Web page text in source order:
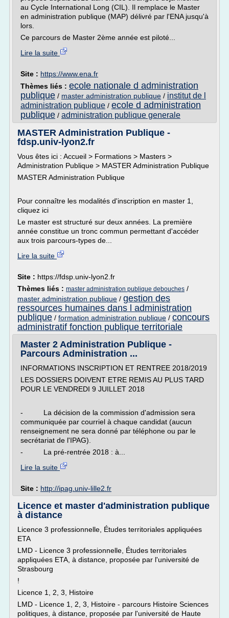
au Cycle International Long (CIL). Il remplace le Master
en administration publique (MAP) délivré par l'ENA jusqu'à
lors.
Ce parcours de Master 2ème année est piloté...
Lire la suite
Site : https://www.ena.fr
Thèmes liés : ecole nationale d administration
publique / master administration publique / institut de l
administration publique / ecole d administration
publique / administration publique generale
MASTER Administration Publique -
fdsp.univ-lyon2.fr
Vous êtes ici : Accueil > Formations > Masters >
Administration Publique > MASTER Administration Publique
MASTER Administration Publique
Pour connaître les modalités d'inscription en master 1,
cliquez ici
Le master est structuré sur deux années. La première
année constitue un tronc commun permettant d'accéder
aux trois parcours-types de...
Lire la suite
Site : https://fdsp.univ-lyon2.fr
Thèmes liés : master administration publique debouches /
master administration publique / gestion des
ressources humaines dans l administration
publique / formation administration publique / concours
administratif fonction publique territoriale
Master 2 Administration Publique -
Parcours Administration ...
INFORMATIONS INSCRIPTION ET RENTREE 2018/2019
LES DOSSIERS DOIVENT ETRE REMIS AU PLUS TARD
POUR LE VENDREDI 9 JUILLET 2018
- La décision de la commission d'admission sera
communiquée par courriel à chaque candidat (aucun
renseignement ne sera donné par téléphone ou par le
secrétariat de l'IPAG).
- La pré-rentrée 2018 : à...
Lire la suite
Site : http://ipag.univ-lille2.fr
Licence et master d'administration publique
à distance
Licence 3 professionnelle, Études territoriales appliquées
ETA
LMD - Licence 3 professionnelle, Études territoriales
appliquées ETA, à distance, proposée par l'université de
Strasbourg
!
Licence 1, 2, 3, Histoire
LMD - Licence 1, 2, 3, Histoire - parcours Histoire Sciences
politiques, à distance, proposée par l'université de Haute